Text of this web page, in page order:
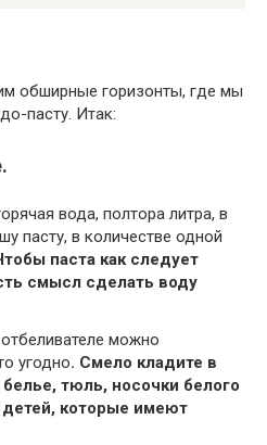
обширные горизонты, где мы
пасту. Итак:
вода, полтора литра, в
пасту, в количестве одной
паста как следует
смысл сделать воду
можно
угодно. Смело кладите в
тюль, носочки белого
которые имеют